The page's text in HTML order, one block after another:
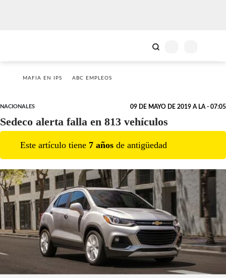
MAFIA EN IPS ABC EMPLEOS
NACIONALES 09 DE MAYO DE 2019 A LA - 07:05
Sedeco alerta falla en 813 vehículos
Este artículo tiene 7 años de antigüedad